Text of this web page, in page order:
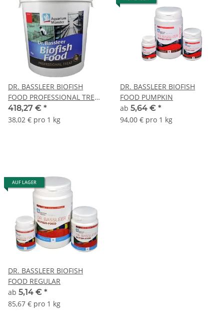
DR. BASSLEER BIOFISH
FOOD PROFESSIONAL TREAT
XXL 11 kg
418,27 € *
38,02 € pro 1 kg
DR. BASSLEER BIOFISH
FOOD PUMPKIN
ab 5,64 € *
94,00 € pro 1 kg
AUF LAGER
DR. BASSLEER BIOFISH
FOOD REGULAR
ab 5,14 € *
85,67 € pro 1 kg